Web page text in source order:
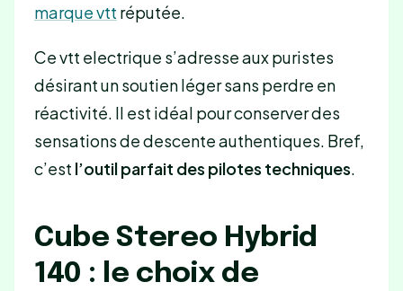
marque vtt réputée.
Ce vtt electrique s’adresse aux puristes
désirant un soutien léger sans perdre en
réactivité. Il est idéal pour conserver des
sensations de descente authentiques. Bref,
c’est l’outil parfait des pilotes techniques.
Cube Stereo Hybrid
140 : le choix de